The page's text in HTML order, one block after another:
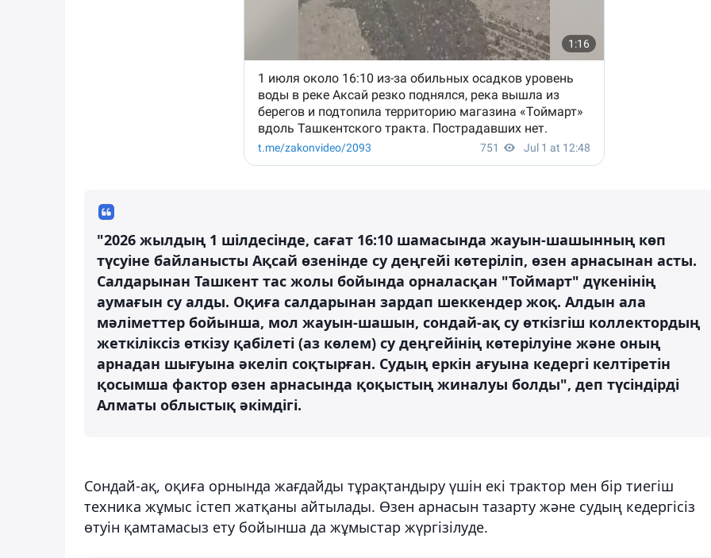
"2026 жылдың 1 шілдесінде, сағат 16:10 шамасында жауын-шашынның көп
түсуіне байланысты Ақсай өзенінде су деңгейі көтеріліп, өзен арнасынан асты.
Салдарынан Ташкент тас жолы бойында орналасқан "Тоймарт" дүкенінің
аумағын су алды. Оқиға салдарынан зардап шеккендер жоқ. Алдын ала
мәліметтер бойынша, мол жауын-шашын, сондай-ақ су өткізгіш коллектордың
жеткіліксіз өткізу қабілеті (аз көлем) су деңгейінің көтерілуіне және оның
арнадан шығуына әкеліп соқтырған. Судың еркін ағуына кедергі келтіретін
қосымша фактор өзен арнасында қоқыстың жиналуы болды", деп түсіндірді
Алматы облыстық әкімдігі.
Сондай-ақ, оқиға орнында жағдайды тұрақтандыру үшін екі трактор мен бір тиегіш
техника жұмыс істеп жатқаны айтылады. Өзен арнасын тазарту және судың кедергісіз
өтуін қамтамасыз ету бойынша да жұмыстар жүргізілуде.